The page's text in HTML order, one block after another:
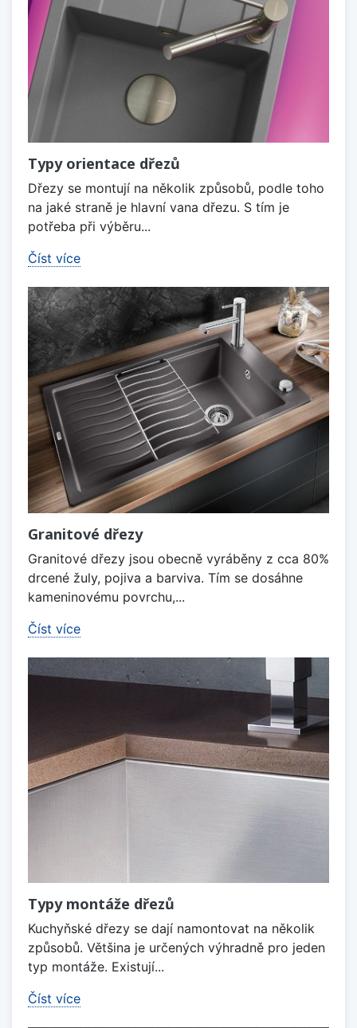
Typy orientace dřezů
Dřezy se montují na několik způsobů, podle toho
na jaké straně je hlavní vana dřezu. S tím je
potřeba při výběru...
Číst více
Granitové dřezy
Granitové dřezy jsou obecně vyráběny z cca 80%
drcené žuly, pojiva a barviva. Tím se dosáhne
kameninovému povrchu,...
Číst více
Typy montáže dřezů
Kuchyňské dřezy se dají namontovat na několik
způsobů. Většina je určených výhradně pro jeden
typ montáže. Existují...
Číst více